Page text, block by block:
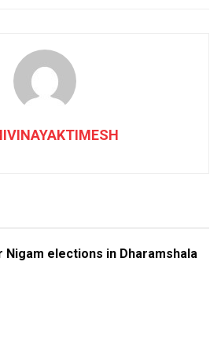
Nigam elections in Dharamshala